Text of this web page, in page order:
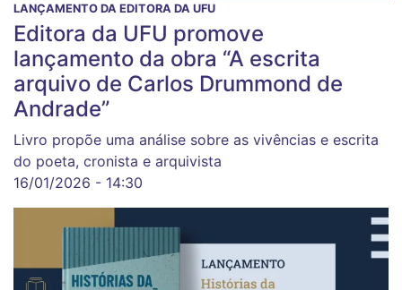
LANÇAMENTO DA EDITORA DA UFU
Editora da UFU promove
lançamento da obra “A escrita
arquivo de Carlos Drummond de
Andrade”
Livro propõe uma análise sobre as vivências e escrita
do poeta, cronista e arquivista
16/01/2026 - 14:30